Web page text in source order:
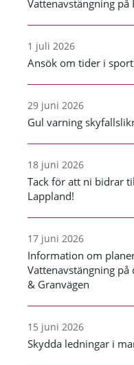
Vattenavstängning på
1 juli 2026
Ansök om tider i
29 juni 2026
Gul varning
18 juni 2026
Tack för att ni bidrar
Lappland!
17 juni 2026
Information om
Vattenavstängning på
& Granvägen
15 juni 2026
Skydda ledningar i